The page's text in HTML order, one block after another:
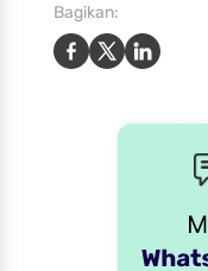
Bagikan: